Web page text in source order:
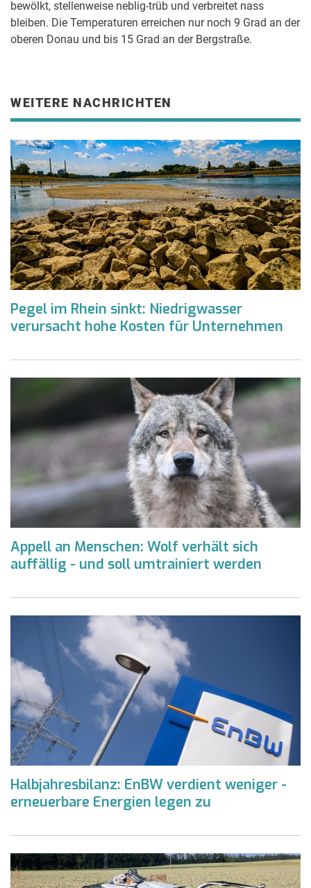
bewölkt, stellenweise neblig-trüb und verbreitet nass
bleiben. Die Temperaturen erreichen nur noch 9 Grad an der
oberen Donau und bis 15 Grad an der Bergstraße.
WEITERE NACHRICHTEN
Pegel im Rhein sinkt: Niedrigwasser
verursacht hohe Kosten für Unternehmen
Appell an Menschen: Wolf verhält sich
auffällig - und soll umtrainiert werden
Halbjahresbilanz: EnBW verdient weniger -
erneuerbare Energien legen zu